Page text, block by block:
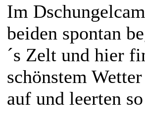
Im
beiden spontan
´s Zelt und hier
schönstem
auf und leerten